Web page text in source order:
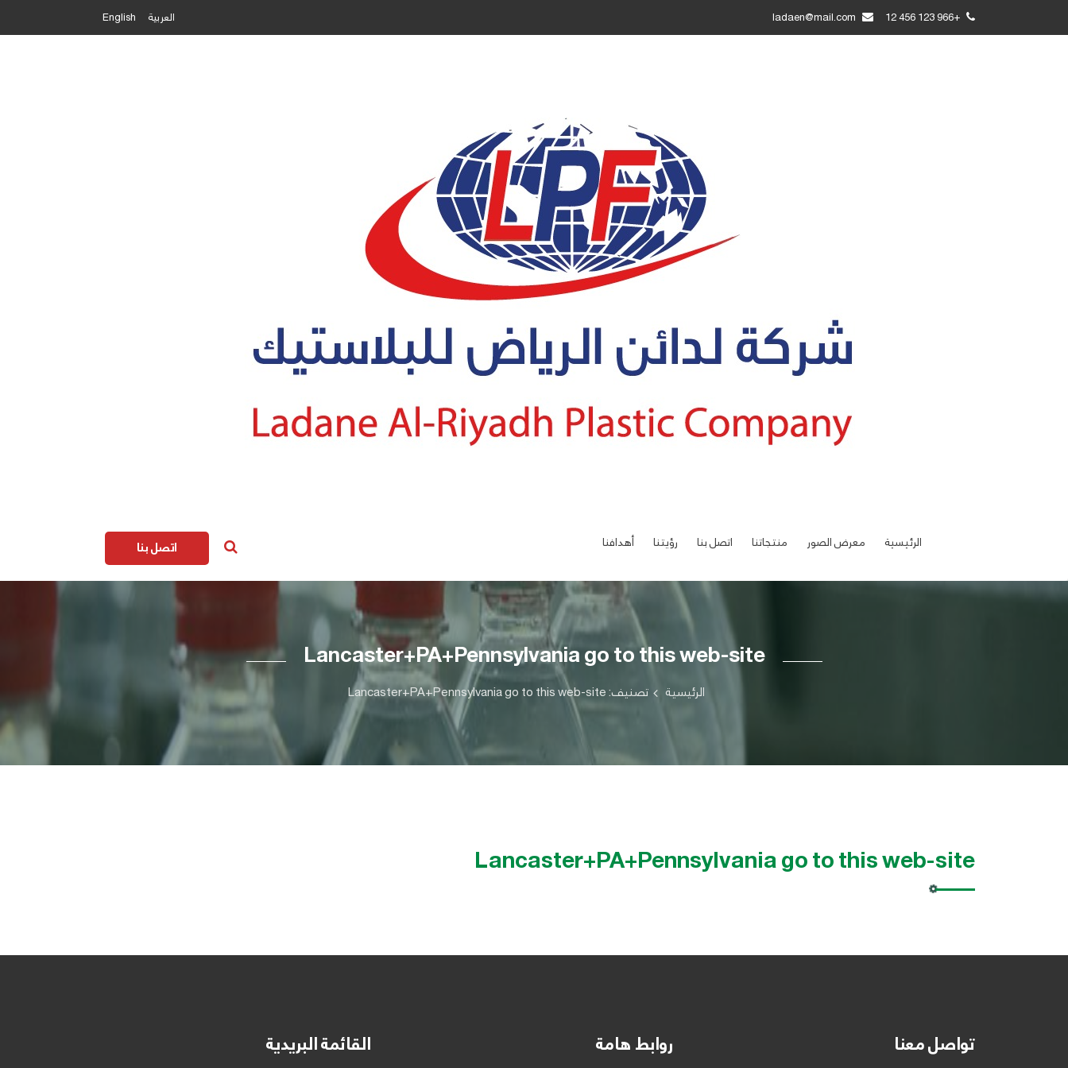
+966 123 456 12 العربية English
الرئيسية معرض الصور منتجاتنا اتصل بنا رؤيتنا أهدافنا اتصل بنا
Lancaster+PA+Pennsylvania go to this web-site
الرئيسية تصنيف: Lancaster+PA+Pennsylvania go to this web-site
Lancaster+PA+Pennsylvania go to this web-site
تواصل معنا روابط هامة القائمة البريدية